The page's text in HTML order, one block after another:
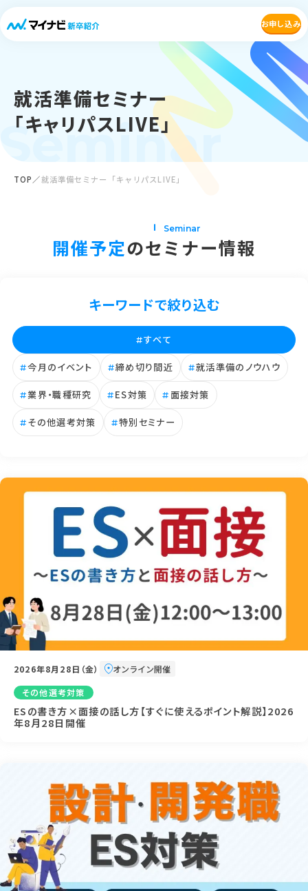
お申し込み
就活準備セミナー
「キャリパスLIVE」
TOP 就活準備セミナー「キャリパスLIVE」
Seminar
開催予定のセミナー情報
キーワードで絞り込む
#すべて
#今月のイベント #締め切り間近 #就活準備のノウハウ
#業界・職種研究 #ES対策 # 面接対策
#その他選考対策 #特別セミナー
2026年8月28日（金） オンライン開催
その他選考対策
ESの書き方×面接の話し方【すぐに使えるポイント解説】2026
年8月28日開催